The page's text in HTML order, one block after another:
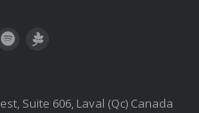
Spotify
Suite 606, Laval (Qc) Canada